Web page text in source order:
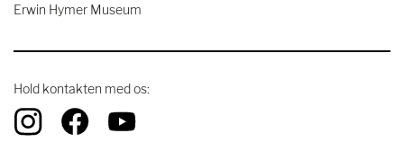
Erwin Hymer Museum
Hold kontakten med os: